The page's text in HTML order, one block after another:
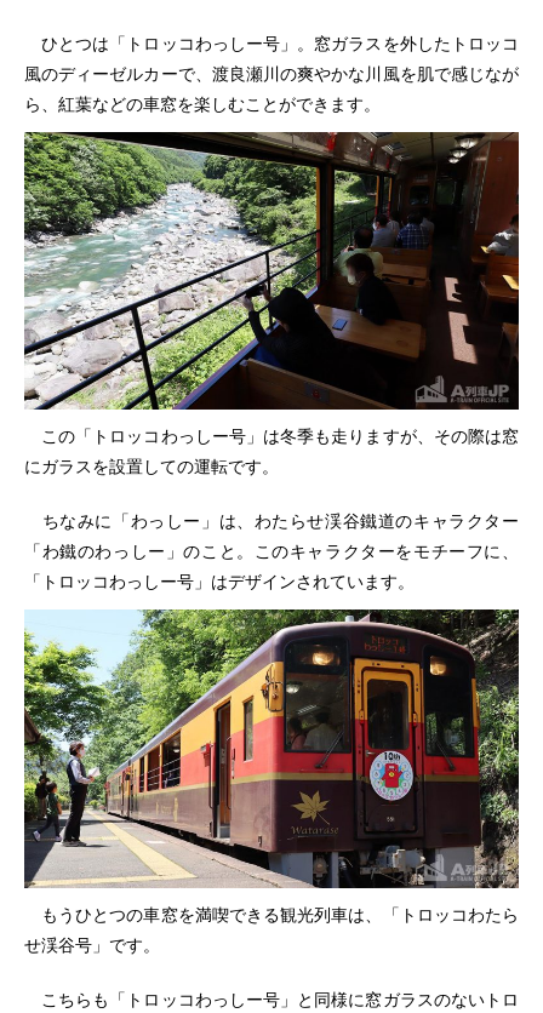
ひとつは「トロッコわっしー号」。窓ガラスを外したトロッコ
風のディーゼルカーで、渡良瀬川の爽やかな川風を肌で感じなが
ら、紅葉などの車窓を楽しむことができます。
この「トロッコわっしー号」は冬季も走りますが、その際は窓
にガラスを設置しての運転です。
ちなみに「わっしー」は、わたらせ渓谷鐵道のキャラクター
「わ鐵のわっしー」のこと。このキャラクターをモチーフに、
「トロッコわっしー号」はデザインされています。
もうひとつの車窓を満喫できる観光列車は、「トロッコわたら
せ渓谷号」です。
こちらも「トロッコわっしー号」と同様に窓ガラスのないトロ